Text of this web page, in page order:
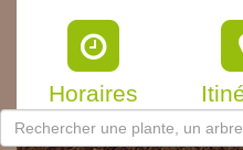
Horaires